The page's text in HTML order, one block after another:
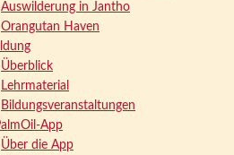
Auswilderung in Jantho
Orangutan Haven
Überblick
Lehrmaterial
Bildungsveranstaltungen
App
Über die App